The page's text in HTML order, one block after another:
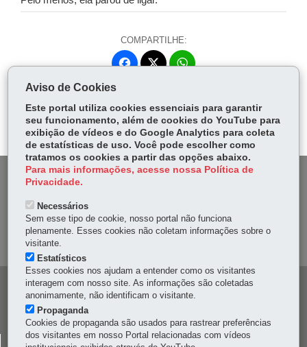
COMPARTILHE:
Fa
ok
itt
er
W
Ap
p
DENUNCIE CORRUPÇÃO
OUVIDORIA
Navegação
principal
CELEPAR
Aviso de Cookies
Este portal utiliza cookies essenciais para garantir
seu funcionamento, além de cookies do YouTube para
exibição de vídeos e do Google Analytics para coleta
de estatísticas de uso. Você pode escolher como
tratamos os cookies a partir das opções abaixo.
Para mais informações, acesse nossa Política de
Privacidade.
Necessários
Sem esse tipo de cookie, nosso portal não funciona
plenamente. Esses cookies não coletam informações sobre o
visitante.
Estatísticos
Esses cookies nos ajudam a entender como os visitantes
interagem com nosso site. As informações são coletadas
anonimamente, não identificam o visitante.
Propaganda
Cookies de propaganda são usados para rastrear preferências
dos visitantes em nosso Portal relacionadas com vídeos